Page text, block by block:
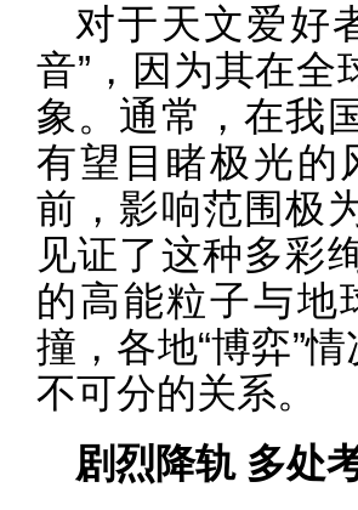
对于天文爱好
音”，因为其在
象。通常，在我
有望目睹极光的
前，影响范围极
见证了这种多彩
的高能粒子与地
撞，各地“博弈”
不可分的关系。
剧烈降轨 多处